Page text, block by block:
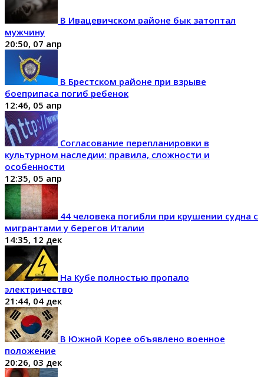
В Ивацевичском районе бык затоптал
мужчину
20:50, 07 апр
В Брестском районе при взрыве
боеприпаса погиб ребенок
12:46, 05 апр
Согласование перепланировки в
культурном наследии: правила, сложности и
особенности
12:35, 05 апр
44 человека погибли при крушении судна с
мигрантами у берегов Италии
14:35, 12 дек
На Кубе полностью пропало
электричество
21:44, 04 дек
В Южной Корее объявлено военное
положение
20:26, 03 дек